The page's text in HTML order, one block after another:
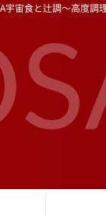
宇宙食と辻調〜高度調